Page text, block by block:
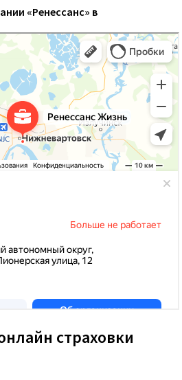
«Ренессанс» в
страховки